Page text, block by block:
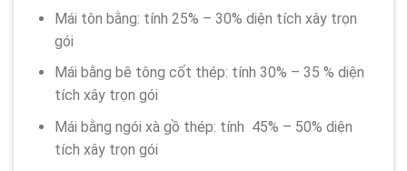
Mái tôn bằng: tính 25% – 30% diện tích xây trọn
gói
Mái bằng bê tông cốt thép: tính 30% – 35 % diện
tích xây trọn gói
Mái bằng ngói xà gồ thép: tính 45% – 50% diện
tích xây trọn gói